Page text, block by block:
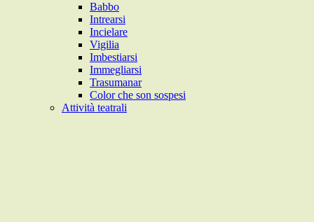
Babbo
Intrearsi
Incielare
Vigilia
Imbestiarsi
Immegliarsi
Trasumanar
Color che son sospesi
Attività teatrali